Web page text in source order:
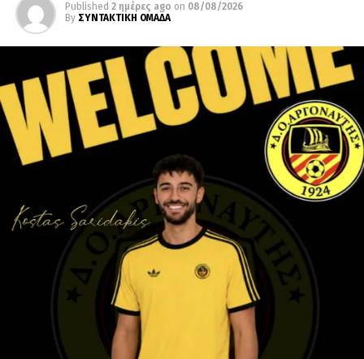
Published 2 ημέρες ago on 08/08/2026
By ΣΥΝΤΑΚΤΙΚΗ ΟΜΑΔΑ